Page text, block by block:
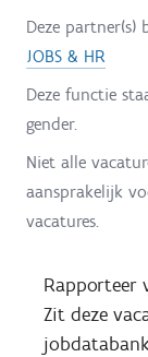
Deze partner(s)
JOBS & HR
Deze functie
gender.
Niet alle
aansprakelijk
vacatures.
Rapporteer
Zit deze